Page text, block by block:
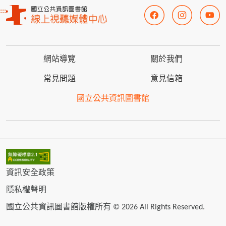
:::
網站導覽 關於我們
常見問題 意見信箱
國立公共資訊圖書館
資訊安全政策
隱私權聲明
國立公共資訊圖書館版權所有 © 2026 All Rights Reserved.